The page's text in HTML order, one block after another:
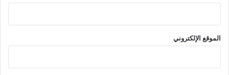
الموقع الإلكتروني